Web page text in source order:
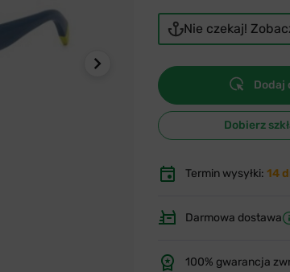
Nie czekaj!
Dodaj
Dobierz
Termin wysyłki: 14
Darmowa dostawa
100% gwarancja